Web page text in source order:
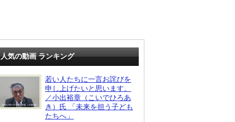
人気の動画 ランキング
若い人たちに一言お詫びを
申し上げたいと思います。
／小出裕章（こいでひろあ
き）氏 「未来を担う子ども
たちへ」